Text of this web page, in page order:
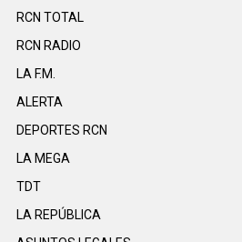
RCN TOTAL
RCN RADIO
LA F.M.
ALERTA
DEPORTES RCN
LA MEGA
TDT
LA REPÚBLICA